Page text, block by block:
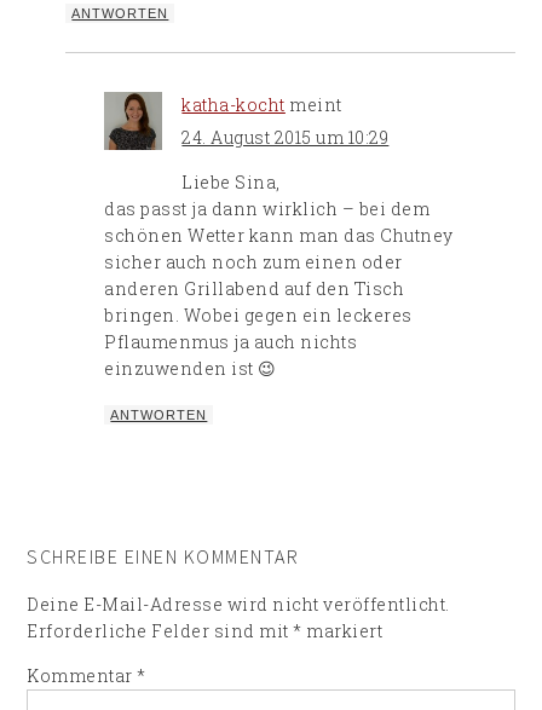
ANTWORTEN
katha-kocht meint
24. August 2015 um 10:29
Liebe Sina,
das passt ja dann wirklich – bei dem
schönen Wetter kann man das Chutney
sicher auch noch zum einen oder
anderen Grillabend auf den Tisch
bringen. Wobei gegen ein leckeres
Pflaumenmus ja auch nichts
einzuwenden ist 😉
ANTWORTEN
SCHREIBE EINEN KOMMENTAR
Deine E-Mail-Adresse wird nicht veröffentlicht.
Erforderliche Felder sind mit* markiert
Kommentar*